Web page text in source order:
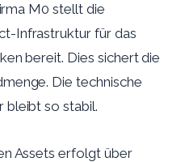
M0 stellt die
Infrastruktur für das
bereit. Dies sichert die
Die technische
bleibt so stabil.
Assets erfolgt über